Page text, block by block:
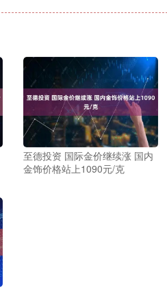
至德投资 国际金价继续涨 国内
金饰价格站上1090元/克